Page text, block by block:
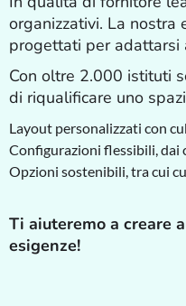
organizzativi. La nostra
progettati per adattarsi
Con oltre 2.000 istituti
di riqualificare uno
Layout personalizzati con
Configurazioni flessibili,
Opzioni sostenibili, tra cui
Ti aiuteremo a creare
esigenze!